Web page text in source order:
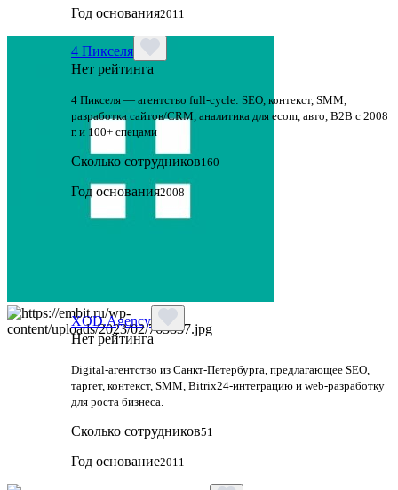
Год основания2011
4 Пикселя
Нет рейтинга
4 Пикселя — агентство full-cycle: SEO, контекст, SMM,
разработка сайтов/CRM, аналитика для ecom, авто, B2B с 2008
г. и 100+ спецами
Сколько сотрудников160
Год основания2008
XOD.Agency
Нет рейтинга
Digital-агентство из Санкт-Петербурга, предлагающее SEO,
таргет, контекст, SMM, Bitrix24-интеграцию и web-разработку
для роста бизнеса.
Сколько сотрудников51
Год основание2011